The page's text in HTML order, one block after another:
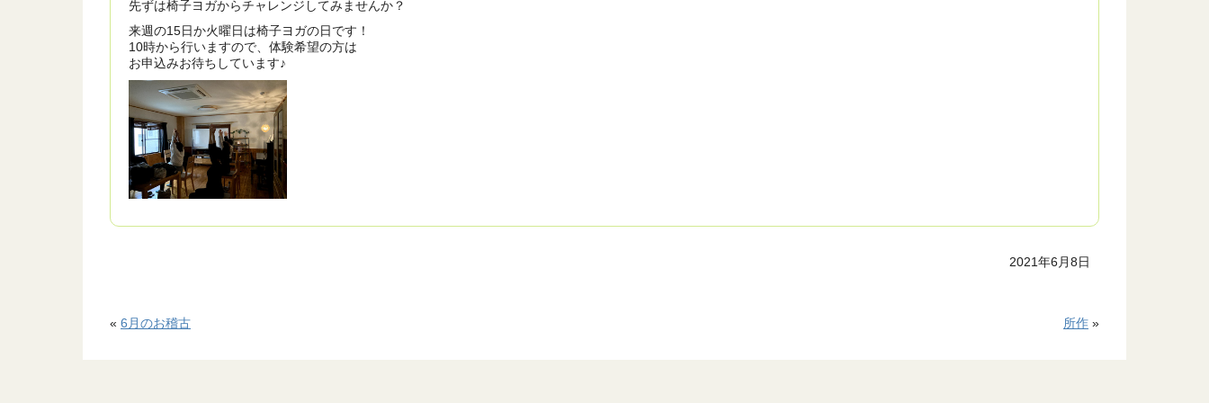
先ずは椅子ヨガからチャレンジしてみませんか？
来週の15日か火曜日は椅子ヨガの日です！
10時から行いますので、体験希望の方は
お申込みお待ちしています♪
2021年6月8日
所作 »
« 6月のお稽古